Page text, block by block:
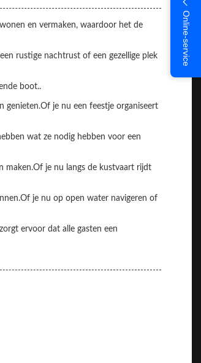
Online-service
en vermaken, waardoor het de
rustige nachtrust of een gezellige plek
boot..
genieten.Of je nu een feestje organiseert
wat ze nodig hebben voor een
maken.Of je nu langs de kustvaart rijdt
je nu op open water navigeren of
ervoor dat alle gasten een